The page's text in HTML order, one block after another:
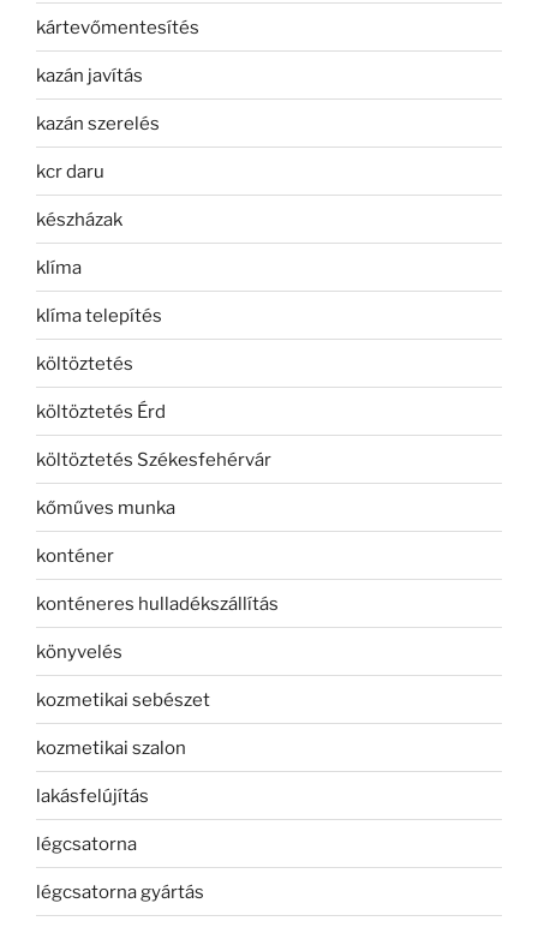
kártevőmentesítés
kazán javítás
kazán szerelés
kcr daru
készházak
klíma
klíma telepítés
költöztetés
költöztetés Érd
költöztetés Székesfehérvár
kőműves munka
konténer
konténeres hulladékszállítás
könyvelés
kozmetikai sebészet
kozmetikai szalon
lakásfelújítás
légcsatorna
légcsatorna gyártás